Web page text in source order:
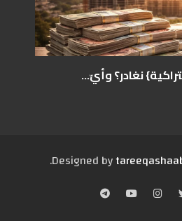
نغادر؟ وأيّ...
.